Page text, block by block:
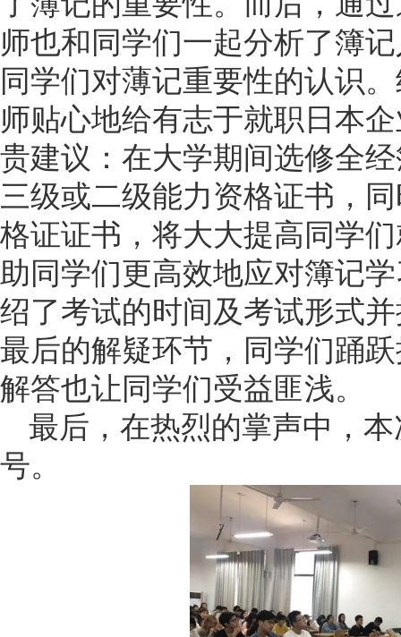
师也和同学们一起分析了簿
同学们对薄记重要性的认识
师贴心地给有志于就职日本
贵建议：在大学期间选修全
三级或二级能力资格证书，
格证证书，将大大提高同学
助同学们更高效地应对簿记
绍了考试的时间及考试形式
最后的解疑环节，同学们踊
解答也让同学们受益匪浅。
最后，在热烈的掌声中，
号。